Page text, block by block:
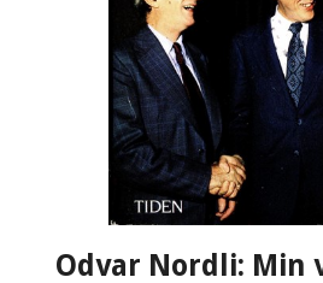
Odvar Nordli: Min